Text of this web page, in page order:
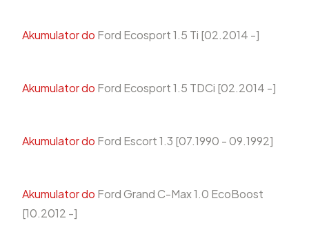
Akumulator do Ford Ecosport 1.5 Ti [02.2014 -]
Akumulator do Ford Ecosport 1.5 TDCi [02.2014 -]
Akumulator do Ford Escort 1.3 [07.1990 - 09.1992]
Akumulator do Ford Grand C-Max 1.0 EcoBoost
[10.2012 -]